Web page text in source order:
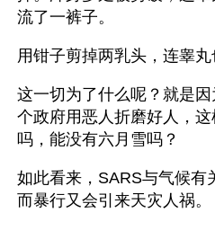
流了一裤子。
用钳子剪掉两乳头，连睾丸
这一切为了什么呢？就是因
个政府用恶人折磨好人，
吗，能没有六月雪吗？
如此看来，SARS与气候有
而暴行又会引来天灾人祸。